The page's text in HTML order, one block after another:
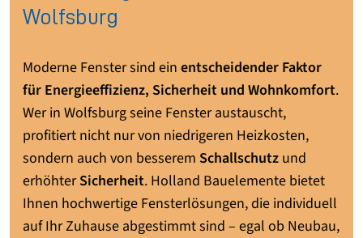
Wolfsburg
Moderne Fenster sind ein entscheidender Faktor
für Energieeffizienz, Sicherheit und Wohnkomfort.
Wer in Wolfsburg seine Fenster austauscht,
profitiert nicht nur von niedrigeren Heizkosten,
sondern auch von besserem Schallschutz und
erhöhterSicherheit. Holland Bauelemente bietet
Ihnen hochwertige Fensterlösungen, die individuell
auf Ihr Zuhause abgestimmt sind – egal ob Neubau,